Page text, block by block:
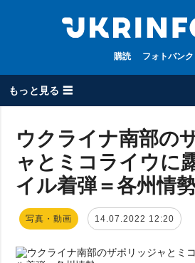
購読 フォトバンク
もっと見る ☰
全てのトピック
戦争
政治
経済・復興
ウクライナ南部の
ャとミコライウに
イル着弾＝各州情
写真・動画 14.07.2022 12:20